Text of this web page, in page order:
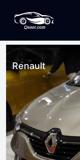
Renault